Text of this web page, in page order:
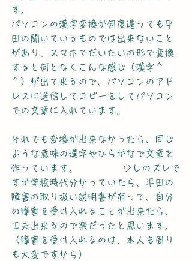
す。
パソコンの漢字変換が何度遣っても平
田の聞いているものでは出来ないこと
があり、スマホでだいたいの形で変換
すると何となくこんな感じ（漢字＾
＾）が出て来るので、パソコンのアド
レスに送信してコピーをしてパソコン
での文章に入れています。
それでも変換が出来なかったら、同じ
ような意味の漢字やひらがなで文章を
作っています。       　　少しのズレで
すが学校時代分かっていたら、平田の
障害の取り扱い説明書が有って、自分
の障害を受け入れることが出来たら、
工夫出来るので楽だったと思います。
（障害を受け入れるのは、本人も周り
も大変ですから）